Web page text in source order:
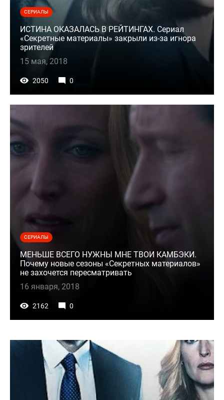
СЕРИАЛЫ
ИСТИНА ОКАЗАЛАСЬ В РЕЙТИНГАХ. Сериал
«Секретные материалы» закрыли из-за игнора
зрителей
15 мая, 2018
2050 0
СЕРИАЛЫ
МЕНЬШЕ ВСЕГО НУЖНЫ МНЕ ТВОИ КАМБЭКИ.
Почему новые сезоны «Секретных материалов»
не захочется пересматривать
16 января, 2018
2162 0